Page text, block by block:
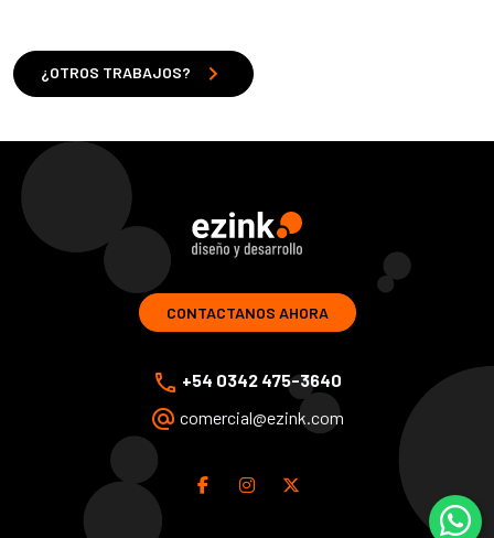
¿OTROS TRABAJOS? chevron_right
ezink | diseno y desarrollo de soluciones web
CONTACTANOS AHORA
phone +54 0342 475-3640
alternate_email comercial@ezink.com